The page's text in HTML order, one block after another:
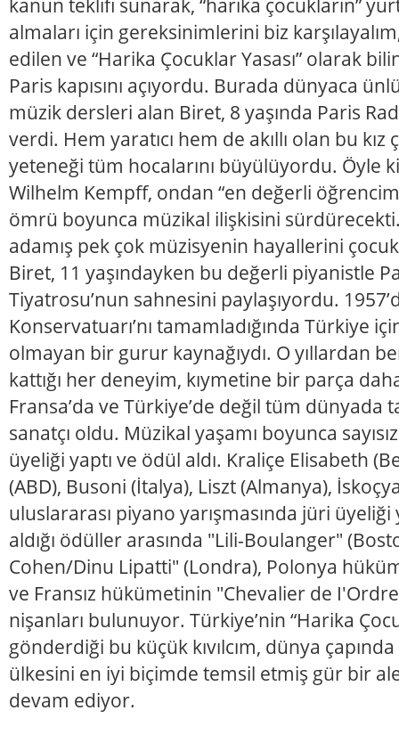
almaları için gereksinimlerini biz
edilen ve “Harika Çocuklar Yasası” olarak
Paris kapısını açıyordu. Burada dünyaca
müzik dersleri alan Biret, 8 yaşında Paris
verdi. Hem yaratıcı hem de akıllı olan bu
yeteneği tüm hocalarını büyülüyordu. Öyle
Wilhelm Kempff, ondan “en değerli
ömrü boyunca müzikal ilişkisini
adamış pek çok müzisyenin hayallerini
Biret, 11 yaşındayken bu değerli piyanistle
Tiyatrosu’nun sahnesini paylaşıyordu.
Konservatuarı’nı tamamladığında Türkiye
olmayan bir gurur kaynağıydı. O yıllardan
kattığı her deneyim, kıymetine bir parça
Fransa’da ve Türkiye’de değil tüm dünyada
sanatçı oldu. Müzikal yaşamı boyunca
üyeliği yaptı ve ödül aldı. Kraliçe Elisabeth
(ABD), Busoni (İtalya), Liszt (Almanya),
uluslararası piyano yarışmasında jüri
aldığı ödüller arasında "Lili-Boulanger"
Cohen/Dinu Lipatti" (Londra), Polonya
ve Fransız hükümetinin "Chevalier de
nişanları bulunuyor. Türkiye’nin “Harika
gönderdiği bu küçük kıvılcım, dünya
ülkesini en iyi biçimde temsil etmiş gür bir
devam ediyor.